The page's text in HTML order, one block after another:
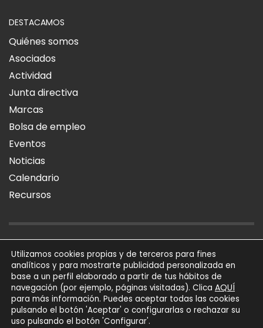
DESTACAMOS
Quiénes somos
Asociados
Actividad
Junta directiva
Marcas
Bolsa de empleo
Eventos
Noticias
Calendario
Recursos
AVISO LEGAL POLÍTICA DE PRIVACIDAD POLÍTICA DE COOKIES
SÍGUENOS
AFIAL Asociación © 2026
Todos los derechos
Utilizamos cookies propias y de terceros para fines
analíticos y para mostrarte publicidad personalizada en
base a un perfil elaborado a partir de tus hábitos de
navegación (por ejemplo, páginas visitadas). Clica AQUÍ
para más información. Puedes aceptar todas las cookies
pulsando el botón 'Aceptar' o configurarlas o rechazar su
uso pulsando el botón 'Configurar'.